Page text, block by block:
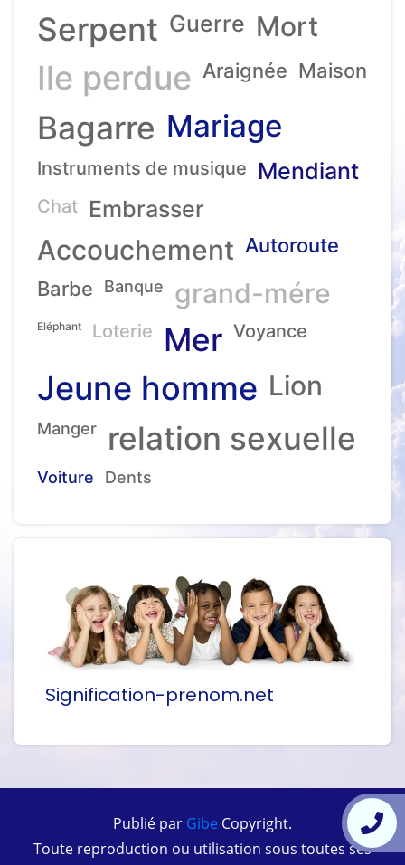
Serpent Guerre Mort
Ile perdue Araignée Maison
Bagarre Mariage
Instruments de musique Mendiant
Chat Embrasser
Accouchement Autoroute
Barbe
Banque grand-mére
Eléphant Loterie Mer Voyance
Jeune homme Lion
Manger relation sexuelle
Voiture Dents
Signification-prenom.net
Publié par Gibe Copyright.
Toute reproduction ou utilisation sous toutes ses